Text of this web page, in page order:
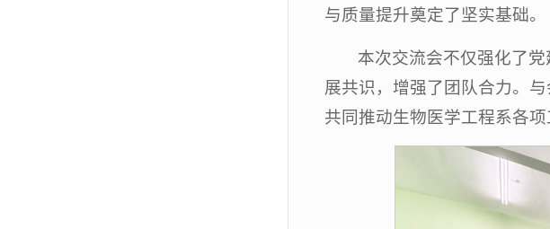
与质量提升奠定了坚实基础。
本次交流会不仅强化了
展共识，增强了团队合力。
共同推动生物医学工程系各项